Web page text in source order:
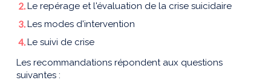
Le repérage et l'évaluation de la crise suicidaire
Les modes d'intervention
Le suivi de crise
Les recommandations répondent aux questions
suivantes :